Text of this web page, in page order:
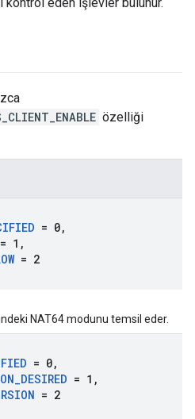
özelliği
= 0,
1 ,
= 2
NAT64 modunu temsil eder.
= 0,
_DESIRED = 1 ,
= 2